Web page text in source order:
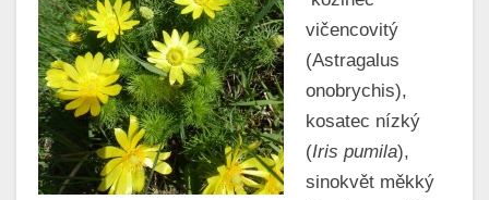
vičencovitý
(Astragalus
onobrychis),
kosatec nízký
(Iris pumila),
sinokvět měkký